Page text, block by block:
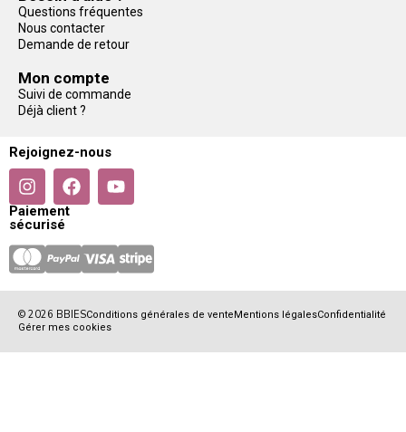
Questions fréquentes
Nous contacter
Demande de retour
Mon compte
Suivi de commande
Déjà client ?
Rejoignez-nous
Paiement
sécurisé
© 2026 BBIESConditions générales de venteMentions légalesConfidentialité
Gérer mes cookies